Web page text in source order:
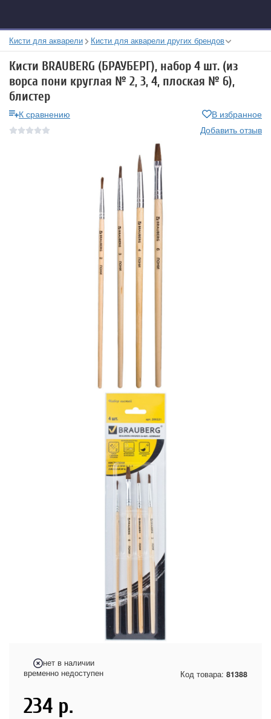
Кисти для акварели Кисти для акварели других брендов
Кисти BRAUBERG (БРАУБЕРГ), набор 4 шт. (из
ворса пони круглая № 2, 3, 4, плоская № 6),
блистер
К сравнению
В избранное
Добавить отзыв
нет в наличии
временно недоступен
Код товара: 81388
234 р.